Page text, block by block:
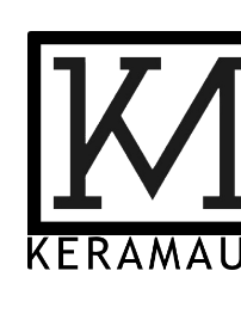
Ga
door
navigatie
Ga
naar